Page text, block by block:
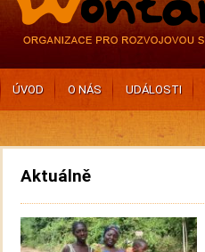
ÚVOD O NÁS UDÁLOSTI
Aktuálně